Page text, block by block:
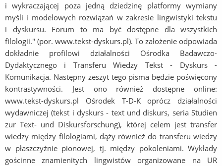
i wykraczającej poza jedną dziedzinę platformy wymiany
myśli i modelowych rozwiązań w zakresie lingwistyki tekstu
i dyskursu. Forum to ma być dostępne dla wszystkich
filologii." (por. www.tekst-dyskurs.pl). To założenie odpowiada
dokładnie profilowi działalności Ośrodka Badawczo-
Dydaktycznego i Transferu Wiedzy Tekst - Dyskurs -
Komunikacja. Następny zeszyt tego pisma będzie poświęcony
kontrastywności. Jest ono również dostępne online:
www.tekst-dyskurs.pl Ośrodek T-D-K oprócz działalności
wydawniczej (tekst i dyskurs - text und diskurs, seria Studien
zur Text- und Diskursforschung), której celem jest transfer
wiedzy między filologiami, dąży również do transferu wiedzy
w płaszczyźnie pionowej, tj. między pokoleniami. Wykłady
gościnne znamienitych lingwistów organizowane na UR